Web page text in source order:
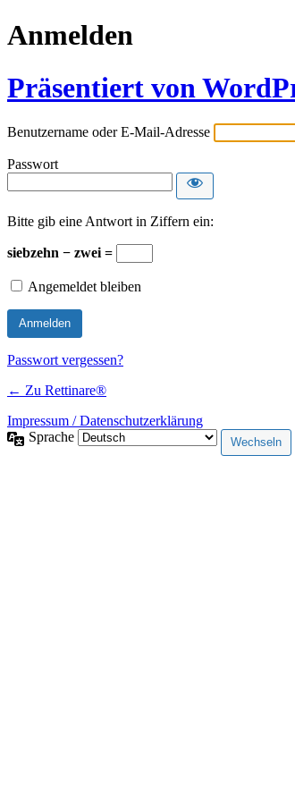
Anmelden
Präsentiert von
Benutzername oder E-Mail-Adresse
Passwort
Bitte gib eine Antwort in Ziffern ein:
siebzehn − zwei =
Angemeldet bleiben
Passwort vergessen?
← Zu Rettinare®
Impressum / Datenschutzerklärung
Sprache